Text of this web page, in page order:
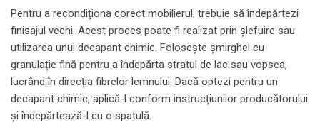
Pentru a recondiționa corect mobilierul, trebuie să îndepărtezi
finisajul vechi. Acest proces poate fi realizat prin șlefuire sau
utilizarea unui decapant chimic. Folosește șmirghel cu
granulație fină pentru a îndepărta stratul de lac sau vopsea,
lucrând în direcția fibrelor lemnului. Dacă optezi pentru un
decapant chimic, aplică-l conform instrucțiunilor producătorului
și îndepărtează-l cu o spatulă.